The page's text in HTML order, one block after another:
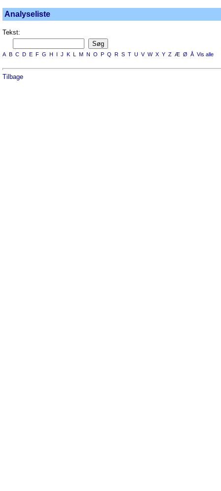
Analyseliste
Tekst:
A B C D E F G H I J K L M N O P Q R S T U V W X Y Z Æ Ø Å Vis alle
Tilbage